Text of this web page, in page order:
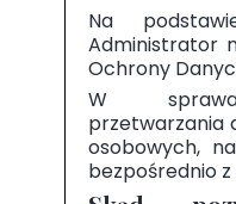
Na
Administrator
Ochrony
W
przetwarzania
osobowych,
bezpośrednio